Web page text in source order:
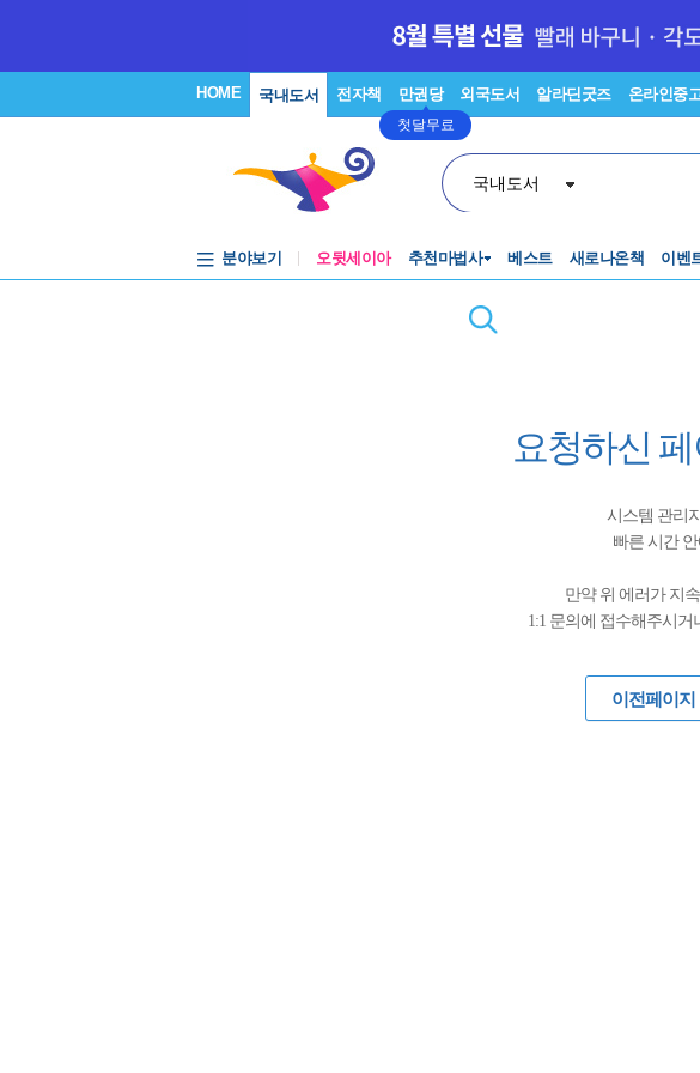
HOME 국내도서 전자책 만권당
첫달무료
외국도서 알라딘굿즈 온라인중
국내도서
분야보기 오뒷세이아 추천마법사 베스트 새로나온책 이벤
요청하신
시스템 관리
빠른 시간
만약 위 에러가 지
1:1 문의에 접수해주시거
이전페이지